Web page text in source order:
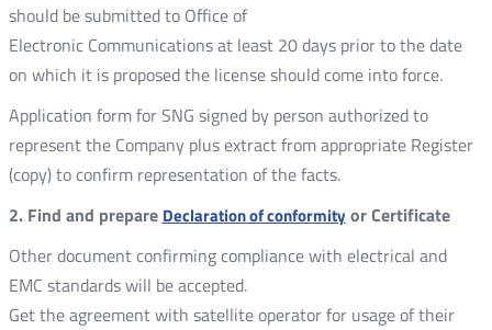
should be submitted to Office of
Electronic Communications at least 20 days prior to the date
on which it is proposed the license should come into force.
Application form for SNG signed by person authorized to
represent the Company plus extract from appropriate Register
(copy) to confirm representation of the facts.
2. Find and prepare Declaration of conformityor Certificate
Other document confirming compliance with electrical and
EMC standards will be accepted.
Get the agreement with satellite operator for usage of their